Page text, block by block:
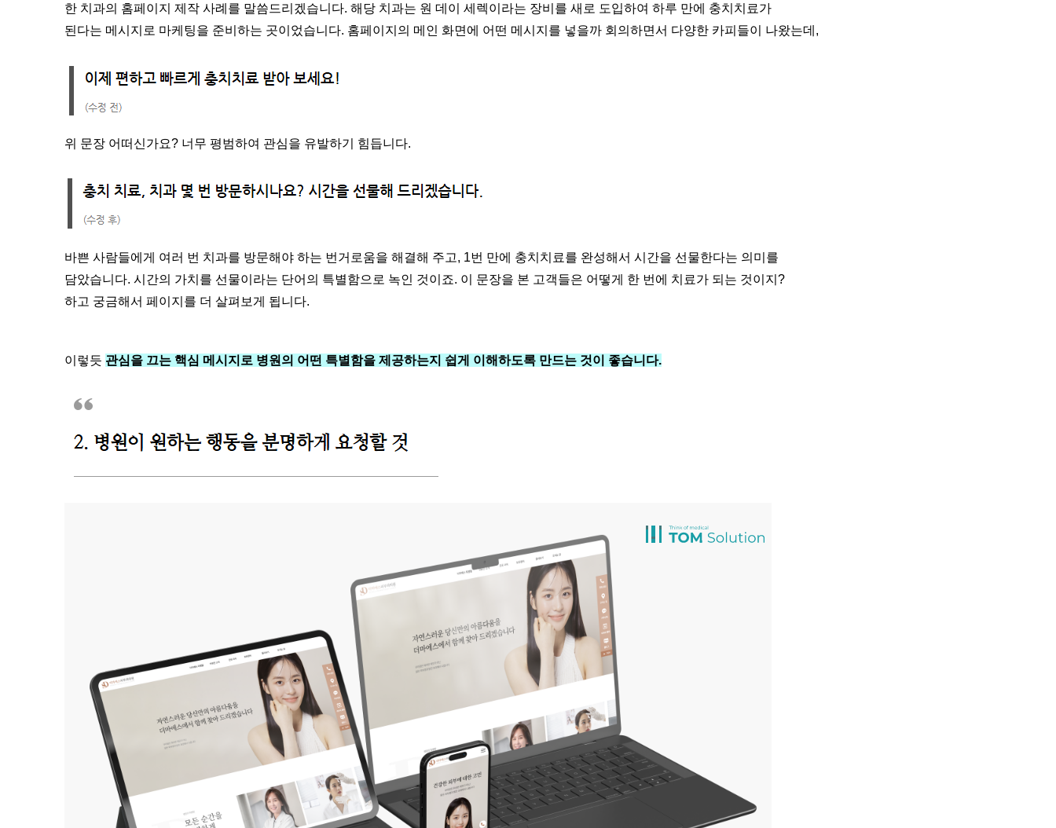
한 치과의 홈페이지 제작 사례를 말씀드리겠습니다. 해당 치과는 원 데이 세렉이라는 장비를 새로 도입하여 하루 만에 충치치료가
된다는 메시지로 마케팅을 준비하는 곳이었습니다. 홈페이지의 메인 화면에 어떤 메시지를 넣을까 회의하면서 다양한 카피들이
나왔는데,
위 문장 어떠신가요? 너무 평범하여 관심을 유발하기 힘듭니다.
바쁜 사람들에게 여러 번 치과를 방문해야 하는 번거로움을 해결해 주고, 1번 만에 충치치료를 완성해서 시간을 선물한다는 의미를
담았습니다. 시간의 가치를 선물이라는 단어의 특별함으로 녹인 것이죠. 이 문장을 본 고객들은 어떻게 한 번에 치료가 되는 것이지?
하고 궁금해서 페이지를 더 살펴보게 됩니다.
이렇듯 관심을 끄는 핵심 메시지로 병원의 어떤 특별함을 제공하는지 쉽게 이해하도록 만드는 것이 좋습니다.